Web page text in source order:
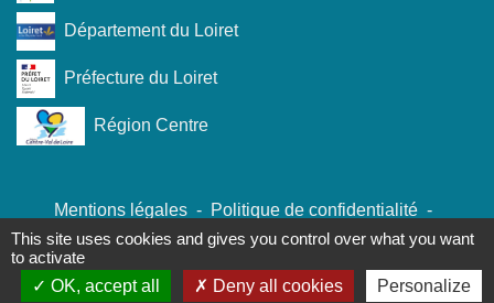
Département du Loiret
Préfecture du Loiret
Région Centre
Mentions légales - Politique de confidentialité -
Accessibilité - Plan du site - Gestion des cookies
Site créé en partenariat avec Réseau des Communes
This site uses cookies and gives you control over what you want
to activate
OK, accept all
Deny all cookies Personalize